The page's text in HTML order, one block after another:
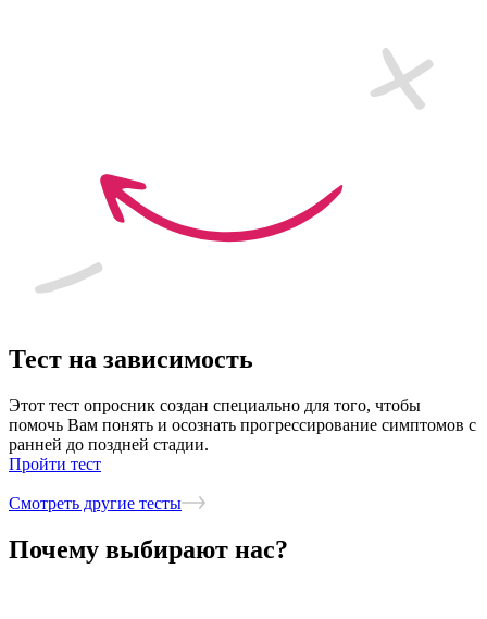
Тест на зависимость
Этот тест опросник создан специально для того, чтобы
помочь Вам понять и осознать прогрессирование симптомов с
ранней до поздней стадии.
Пройти тест
Смотреть другие тесты
Почему выбирают нас?